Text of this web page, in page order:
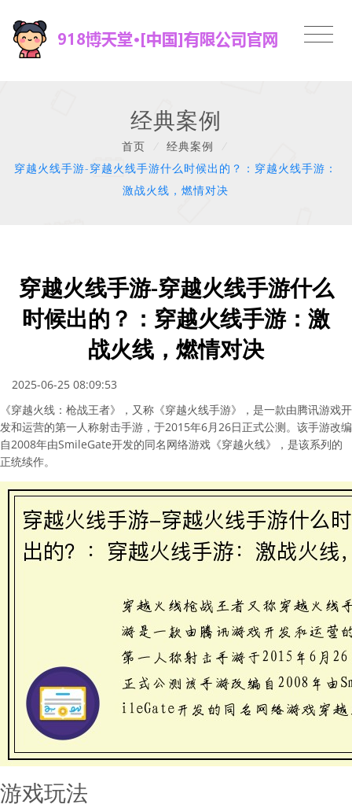
经典案例
首页 经典案例
穿越火线手游-穿越火线手游什么时候出的？：穿越火线手游：
激战火线，燃情对决
穿越火线手游-穿越火线手游什么
时候出的？：穿越火线手游：激
战火线，燃情对决
2025-06-25 08:09:53
《穿越火线：枪战王者》，又称《穿越火线手游》，是一款由腾讯游戏开
发和运营的第一人称射击手游，于2015年6月26日正式公测。该手游改编
自2008年由SmileGate开发的同名网络游戏《穿越火线》，是该系列的
正统续作。
游戏玩法